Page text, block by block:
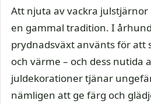
Att njuta av vackra
en gammal tradition. I
prydnadsväxt använts för att
och värme – och dess nutida
juldekorationer tjänar
nämligen att ge färg och